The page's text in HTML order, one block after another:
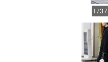
1/37